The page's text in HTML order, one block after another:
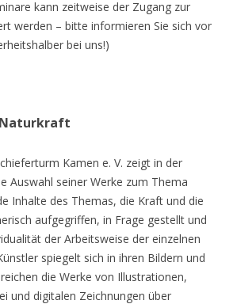
kann zeitweise der Zugang zur
werden – bitte informieren Sie sich vor
bei uns!)
Kamen e. V. zeigt in der
Auswahl seiner Werke zum Thema
Inhalte des Themas, die Kraft und die
aufgegriffen, in Frage gestellt und
der Arbeitsweise der einzelnen
spiegelt sich in ihren Bildern und
die Werke von Illustrationen,
und digitalen Zeichnungen über